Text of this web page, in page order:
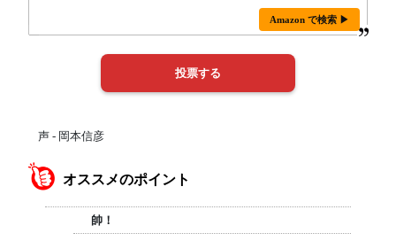
Amazon で検索 ▶
声 - 岡本信彦
オススメのポイント
帥！